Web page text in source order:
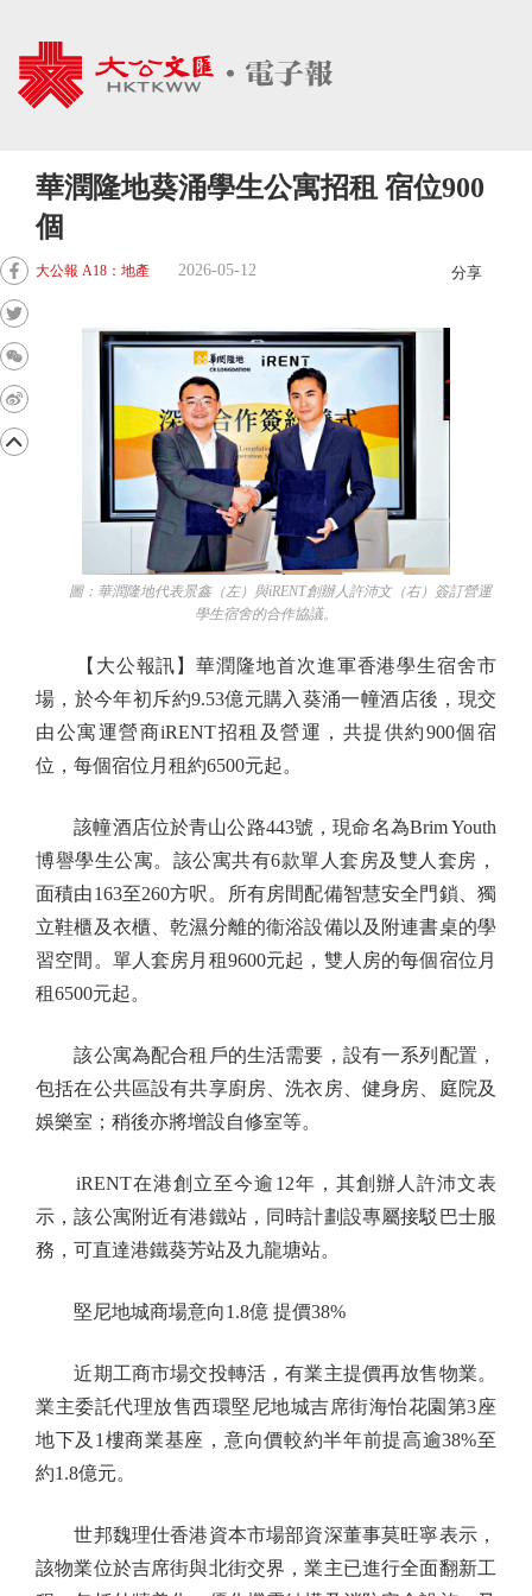
華潤隆地葵涌學生公寓招租 宿位900
個
大公報 A18：地產 2026-05-12 分享
圖：華潤隆地代表景鑫（左）與iRENT創辦人許沛文（右）簽訂營運
學生宿舍的合作協議。
【大公報訊】華潤隆地首次進軍香港學生宿舍市
場，於今年初斥約9.53億元購入葵涌一幢酒店後，現交
由公寓運營商iRENT招租及營運，共提供約900個宿
位，每個宿位月租約6500元起。
該幢酒店位於青山公路443號，現命名為Brim Youth
博譽學生公寓。該公寓共有6款單人套房及雙人套房，
面積由163至260方呎。所有房間配備智慧安全門鎖、獨
立鞋櫃及衣櫃、乾濕分離的衞浴設備以及附連書桌的學
習空間。單人套房月租9600元起，雙人房的每個宿位月
租6500元起。
該公寓為配合租戶的生活需要，設有一系列配置，
包括在公共區設有共享廚房、洗衣房、健身房、庭院及
娛樂室；稍後亦將增設自修室等。
iRENT在港創立至今逾12年，其創辦人許沛文表
示，該公寓附近有港鐵站，同時計劃設專屬接駁巴士服
務，可直達港鐵葵芳站及九龍塘站。
堅尼地城商場意向1.8億 提價38%
近期工商市場交投轉活，有業主提價再放售物業。
業主委託代理放售西環堅尼地城吉席街海怡花園第3座
地下及1樓商業基座，意向價較約半年前提高逾38%至
約1.8億元。
世邦魏理仕香港資本市場部資深董事莫旺寧表示，
該物業位於吉席街與北街交界，業主已進行全面翻新工